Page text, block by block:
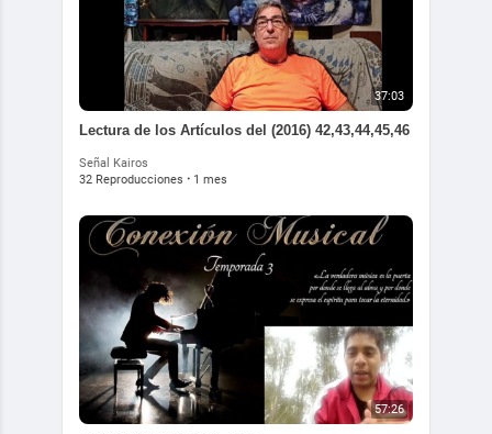
37:03
Lectura de los Artículos del (2016) 42,43,44,45,46
Señal Kairos
32 Reproducciones · 1 mes
57:26